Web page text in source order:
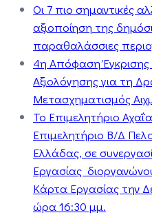
Οι 7 πιο σημαντικές
αξιοποίηση της
παραθαλάσσιες
4η Απόφαση
Αξιολόγησης για τη
Μετασχηματισμός
Το Επιμελητήριο
Επιμελητήριο Β/Δ
Ελλάδας, σε
Εργασίας
Κάρτα Εργασίας την
ώρα 16:30 μμ.